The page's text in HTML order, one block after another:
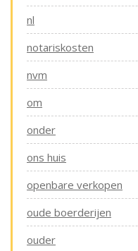
nl
notariskosten
nvm
om
onder
ons huis
openbare verkopen
oude boerderijen
ouder